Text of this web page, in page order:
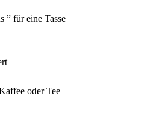
” für eine Tasse
oder Tee